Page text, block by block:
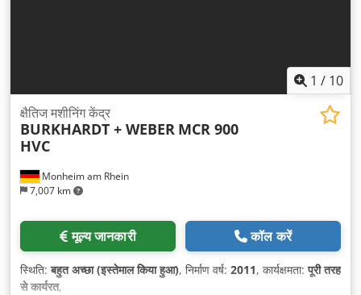
1 / 10
Monheim am Rhein
7,007 km
क्षैतिज मशीनिंग केंद्र
BURKHARDT + WEBER MCR 900
HVC
मूल्य जानकारी कॉल करें
स्थिति:बहुत अच्छा (इस्तेमाल किया हुआ), निर्माण वर्ष: 2011, कार्यक्षमता:पूरी तरह
से कार्यरत,